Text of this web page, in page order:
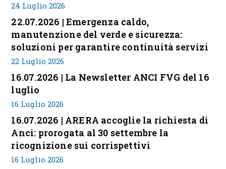
24 Luglio 2026
22.07.2026 | Emergenza caldo,
manutenzione del verde e sicurezza:
soluzioni per garantire continuità servizi
22 Luglio 2026
16.07.2026 | La Newsletter ANCI FVG del 16
luglio
16 Luglio 2026
16.07.2026 | ARERA accoglie la richiesta di
Anci: prorogata al 30 settembre la
ricognizione sui corrispettivi
16 Luglio 2026